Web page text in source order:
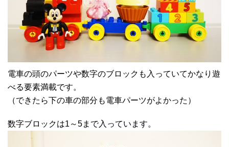
電車の頭のパーツや数字のブロックも入っていてかなり遊
べる要素満載です。
（できたら下の車の部分も電車パーツがよかった）
数字ブロックは1～5まで入っています。